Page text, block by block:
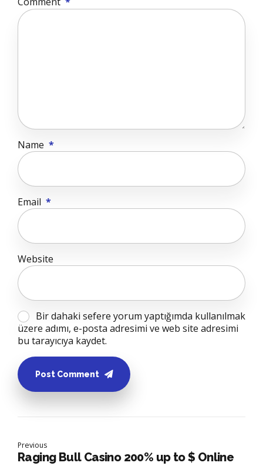
Name *
Email *
Website
Bir dahaki sefere yorum yaptığımda kullanılmak
üzere adımı, e-posta adresimi ve web site adresimi
bu tarayıcıya kaydet.
Post Comment
Previous
Raging Bull Casino 200% up to $ Online